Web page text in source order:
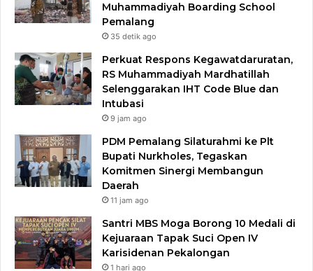
Muhammadiyah Boarding School
Pemalang
35 detik ago
Perkuat Respons Kegawatdaruratan,
RS Muhammadiyah Mardhatillah
Selenggarakan IHT Code Blue dan
Intubasi
9 jam ago
PDM Pemalang Silaturahmi ke Plt
Bupati Nurkholes, Tegaskan
Komitmen Sinergi Membangun
Daerah
11 jam ago
Santri MBS Moga Borong 10 Medali di
Kejuaraan Tapak Suci Open IV
Karisidenan Pekalongan
1 hari ago